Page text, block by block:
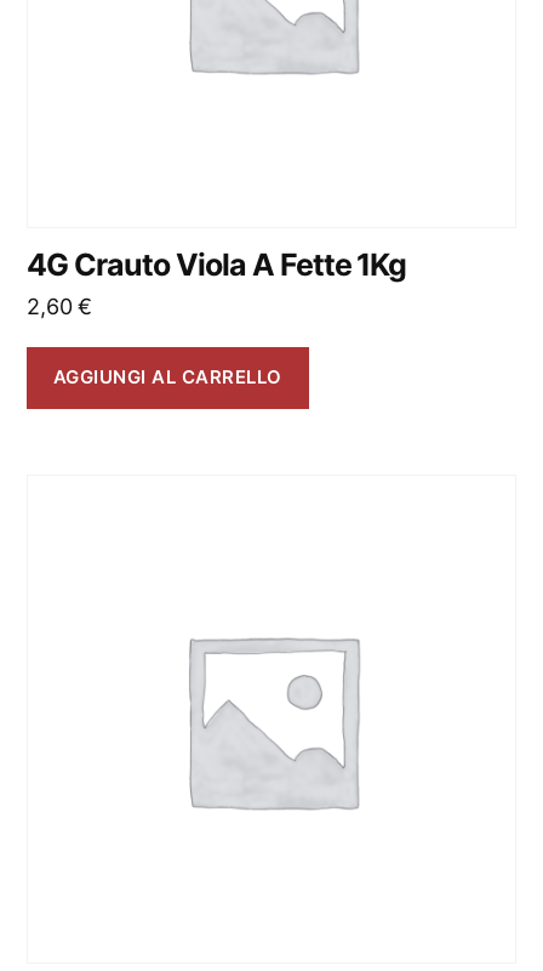
4G Crauto Viola A Fette 1Kg
2,60€
AGGIUNGI AL CARRELLO